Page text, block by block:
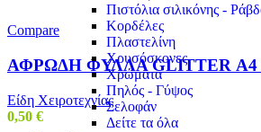
Πιστόλια σιλικόνης -
Κορδέλες
Πλαστελίνη
Χρυσόσκονες
Χρώματα
Πηλός - Γύψος
Σελοφάν
Δείτε τα όλα
Compare
ΑΦΡΩΔΗ ΦΥΛΛΑ GLITTER
Είδη Χειροτεχνίας
0,50 €